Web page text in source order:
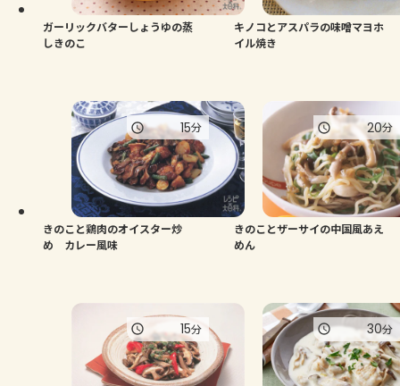
ガーリックバターしょうゆの蒸
しきのこ
キノコとアスパラの味噌マヨホ
イル焼き
きのこと鶏肉のオイスター炒
め カレー風味
15分
きのことザーサイの中国風あえ
めん
20分
15分 30分